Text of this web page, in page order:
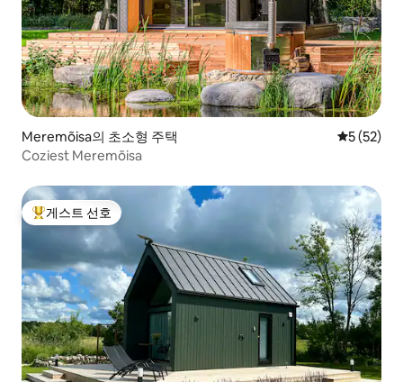
Meremõisa의 초소형 주택 평점 5점
5 (52)
Coziest Meremõisa
상위 게스트 선호
게스트 선호